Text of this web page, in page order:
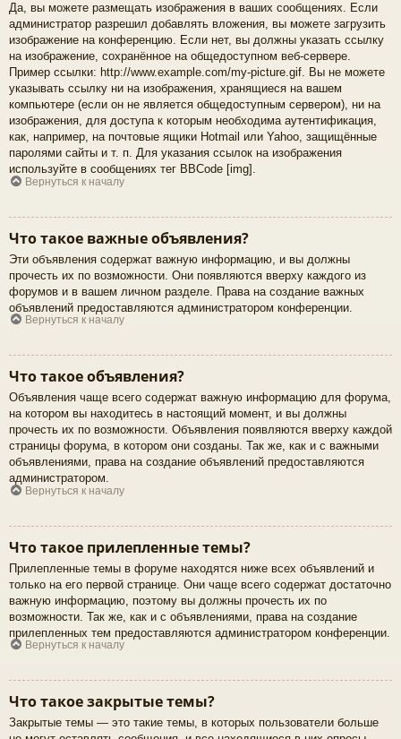
Да, вы можете размещать изображения в ваших сообщениях. Если
администратор разрешил добавлять вложения, вы можете загрузить
изображение на конференцию. Если нет, вы должны указать ссылку
на изображение, сохранённое на общедоступном веб-сервере.
Пример ссылки: http://www.example.com/my-picture.gif. Вы не можете
указывать ссылку ни на изображения, хранящиеся на вашем
компьютере (если он не является общедоступным сервером), ни на
изображения, для доступа к которым необходима аутентификация,
как, например, на почтовые ящики Hotmail или Yahoo, защищённые
паролями сайты и т. п. Для указания ссылок на изображения
используйте в сообщениях тег BBCode [img].
Вернуться к началу
Что такое важные объявления?
Эти объявления содержат важную информацию, и вы должны
прочесть их по возможности. Они появляются вверху каждого из
форумов и в вашем личном разделе. Права на создание важных
объявлений предоставляются администратором конференции.
Вернуться к началу
Что такое объявления?
Объявления чаще всего содержат важную информацию для форума,
на котором вы находитесь в настоящий момент, и вы должны
прочесть их по возможности. Объявления появляются вверху каждой
страницы форума, в котором они созданы. Так же, как и с важными
объявлениями, права на создание объявлений предоставляются
администратором.
Вернуться к началу
Что такое прилепленные темы?
Прилепленные темы в форуме находятся ниже всех объявлений и
только на его первой странице. Они чаще всего содержат достаточно
важную информацию, поэтому вы должны прочесть их по
возможности. Так же, как и с объявлениями, права на создание
прилепленных тем предоставляются администратором конференции.
Вернуться к началу
Что такое закрытые темы?
Закрытые темы — это такие темы, в которых пользователи больше